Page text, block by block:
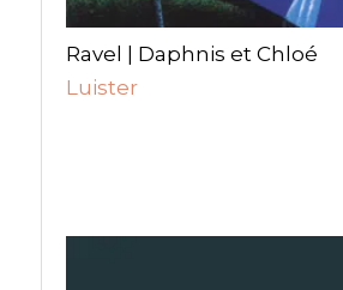
Ravel | Daphnis et Chloé
Luister